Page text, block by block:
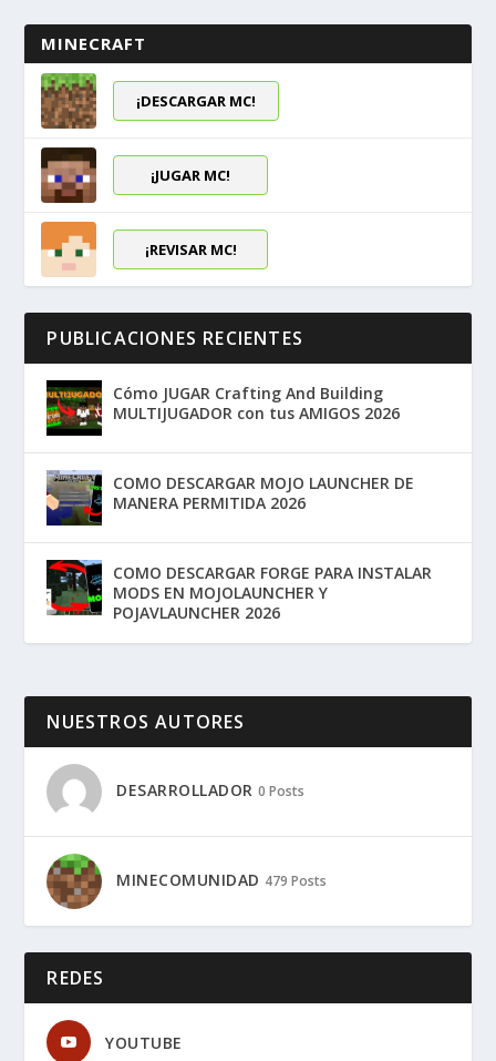
MINECRAFT
¡DESCARGAR MC!
¡JUGAR MC!
¡REVISAR MC!
PUBLICACIONES RECIENTES
Cómo JUGAR Crafting And Building
MULTIJUGADOR con tus AMIGOS 2026
COMO DESCARGAR MOJO LAUNCHER DE
MANERA PERMITIDA 2026
COMO DESCARGAR FORGE PARA INSTALAR
MODS EN MOJOLAUNCHER Y
POJAVLAUNCHER 2026
NUESTROS AUTORES
DESARROLLADOR 0 Posts
MINECOMUNIDAD 479 Posts
REDES
YOUTUBE